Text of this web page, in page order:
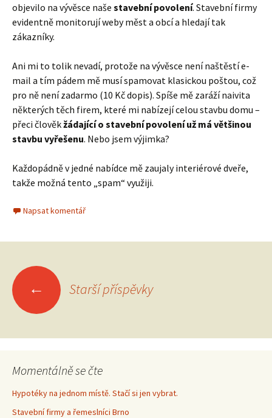
objevilo na vývěsce naše stavební povolení. Stavební firmy
evidentně monitorují weby měst a obcí a hledají tak
zákazníky.
Ani mi to tolik nevadí, protože na vývěsce není naštěstí e-
mail a tím pádem mě musí spamovat klasickou poštou, což
pro ně není zadarmo (10 Kč dopis). Spíše mě zaráží naivita
některých těch firem, které mi nabízejí celou stavbu domu –
přeci člověkžádající o stavební povolení už má většinou
stavbu vyřešenu. Nebo jsem výjimka?
Každopádně v jedné nabídce mě zaujaly interiérové dveře,
takže možná tento „spam“ využiji.
Napsat komentář
Navigace
pro
příspěvky
← Starší příspěvky
Momentálně se čte
Hypotéky na jednom místě. Stačí si jen vybrat.
Stavební firmy a řemeslníci Brno